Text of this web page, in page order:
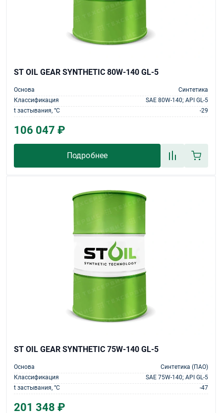
ST OIL GEAR SYNTHETIC 80W-140 GL-5
Основа
Синтетика
Классификация
SAE 80W-140; API GL-5
t застывания, °С
-29
106 047 ₽
Подробнее
ST OIL GEAR SYNTHETIC 75W-140 GL-5
Основа
Синтетика (ПАО)
Классификация
SAE 75W-140; API GL-5
t застывания, °С
-47
201 348 ₽